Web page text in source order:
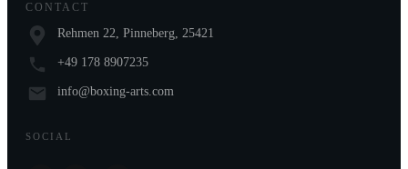
CONTACT
Rehmen 22, Pinneberg, 25421
+49 178 8907235
info@boxing-arts.com
SOCIAL